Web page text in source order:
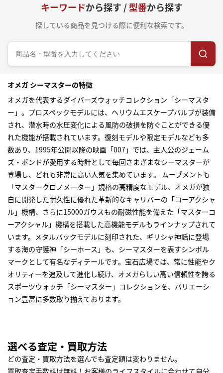
キーワードから探す /型番から探す
探している商品を見つける際に便利な検索です。
オメガ シーマスターの特徴
オメガを代表するダイバーズウォッチコレクション「シーマスタ
ー」。プロスペックモデルには、ヘリウムエスケープバルブが装備
され、潜水時の水圧変化による風防の破損を防ぐことができる優
れた機能が搭載されています。復刻モデルや限定モデルなども多
数あり、1995年公開以降の映画「007」では、主人公のジェーム
ズ・ボンドが愛用する時計として毎回さまざまなシーマスターが
登場し、どれも非常に高い人気を集めています。 ムーブメントも
「マスタークロノメーター」規格の高精度なモデル、オメガが独
自に開発した耐久性に優れた革新的なキャリバーの「コーアクシャ
ル」機構、さらに15000ガウスもの耐磁性能を備えた「マスターコ
ーアクシャル」機構を搭載した高機能モデルもラインナップされて
います。メタルバックモデルに刻印された、ギリシャ神話に登場
する海の守護神「シーホース」も、シーマスターを表すシンボル
マークとして有名なディテールです。宝石広場では、常に性能やク
オリティーを追及して進化し続け、オメガらしい高い信頼性を誇る
スポーツウォッチ「シーマスター」コレクションを、バリエーシ
ョン豊富に多数取り揃えております。
選べる査定・買取方法
どの査定・買取方法を選んでも査定額は変わりません。